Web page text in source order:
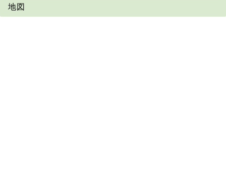
地図